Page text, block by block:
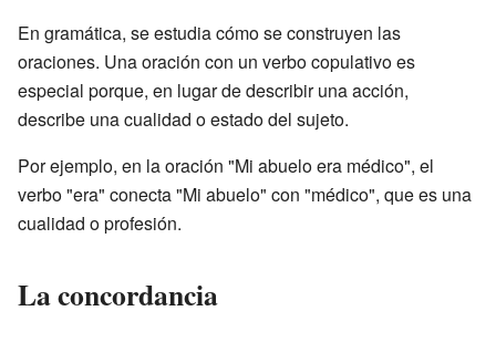
En gramática, se estudia cómo se construyen las
oraciones. Una oración con un verbo copulativo es
especial porque, en lugar de describir una acción,
describe una cualidad o estado del sujeto.
Por ejemplo, en la oración "Mi abuelo era médico", el
verbo "era" conecta "Mi abuelo" con "médico", que es una
cualidad o profesión.
La concordancia